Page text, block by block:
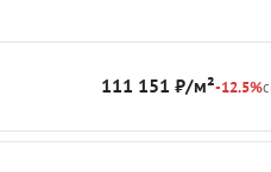
скверами и кафе,
111 151 ₽/м²-12.5%